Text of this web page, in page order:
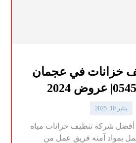
خزانات في عجمان
يناير 10, 2025
شركة تنظيف خزانات مياه
بمواد آمنه فريق عمل من